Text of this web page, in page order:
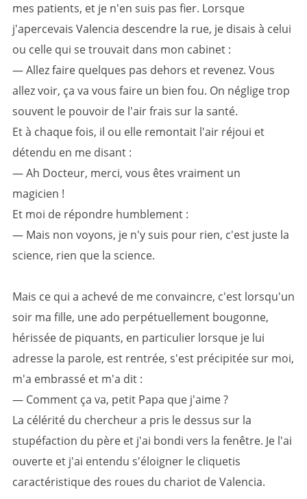
mes patients, et je n'en suis pas fier. Lorsque
j'apercevais Valencia descendre la rue, je disais à celui
ou celle qui se trouvait dans mon cabinet :
— Allez faire quelques pas dehors et revenez. Vous
allez voir, ça va vous faire un bien fou. On néglige trop
souvent le pouvoir de l'air frais sur la santé.
Et à chaque fois, il ou elle remontait l'air réjoui et
détendu en me disant :
— Ah Docteur, merci, vous êtes vraiment un
magicien !
Et moi de répondre humblement :
— Mais non voyons, je n'y suis pour rien, c'est juste la
science, rien que la science.
Mais ce qui a achevé de me convaincre, c'est lorsqu'un
soir ma fille, une ado perpétuellement bougonne,
hérissée de piquants, en particulier lorsque je lui
adresse la parole, est rentrée, s'est précipitée sur moi,
m'a embrassé et m'a dit :
— Comment ça va, petit Papa que j'aime ?
La célérité du chercheur a pris le dessus sur la
stupéfaction du père et j'ai bondi vers la fenêtre. Je l'ai
ouverte et j'ai entendu s'éloigner le cliquetis
caractéristique des roues du chariot de Valencia.